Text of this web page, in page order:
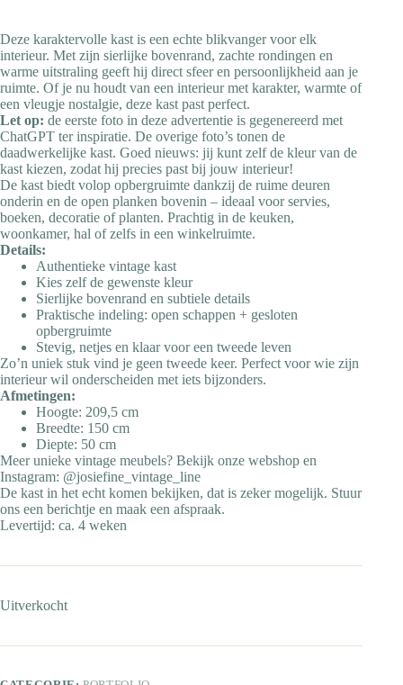
Deze karaktervolle kast is een echte blikvanger voor elk
interieur. Met zijn sierlijke bovenrand, zachte rondingen en
warme uitstraling geeft hij direct sfeer en persoonlijkheid aan je
ruimte. Of je nu houdt van een interieur met karakter, warmte of
een vleugje nostalgie, deze kast past perfect.
Let op: de eerste foto in deze advertentie is gegenereerd met
ChatGPT ter inspiratie. De overige foto’s tonen de
daadwerkelijke kast. Goed nieuws: jij kunt zelf de kleur van de
kast kiezen, zodat hij precies past bij jouw interieur!
De kast biedt volop opbergruimte dankzij de ruime deuren
onderin en de open planken bovenin – ideaal voor servies,
boeken, decoratie of planten. Prachtig in de keuken,
woonkamer, hal of zelfs in een winkelruimte.
Details:
Authentieke vintage kast
Kies zelf de gewenste kleur
Sierlijke bovenrand en subtiele details
Praktische indeling: open schappen + gesloten
opbergruimte
Stevig, netjes en klaar voor een tweede leven
Zo’n uniek stuk vind je geen tweede keer. Perfect voor wie zijn
interieur wil onderscheiden met iets bijzonders.
Afmetingen:
Hoogte: 209,5 cm
Breedte: 150 cm
Diepte: 50 cm
Meer unieke vintage meubels? Bekijk onze webshop en
Instagram: @josiefine_vintage_line
De kast in het echt komen bekijken, dat is zeker mogelijk. Stuur
ons een berichtje en maak een afspraak.
Levertijd: ca. 4 weken
Uitverkocht